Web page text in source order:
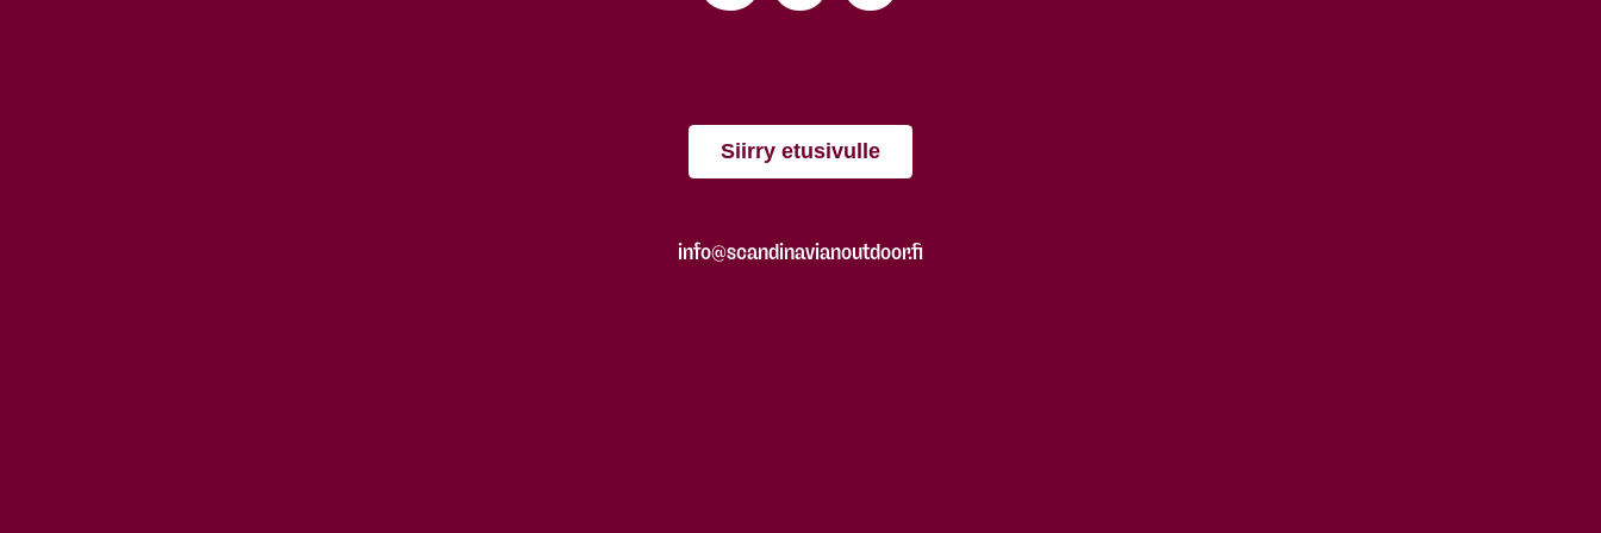
Siirry etusivulle
info@scandinavianoutdoor.fi